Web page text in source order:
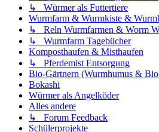
↳ Würmer als Futtertiere
Wurmfarm & Wurmkiste &
↳ Reln Wurmfarmen & Worm
↳ Wurmfarm Tagebücher
Komposthaufen & Misthaufen
↳ Pferdemist Entsorgung
Bio-Gärtnern (Wurmhumus &
Bokashi
Würmer als Angelköder
Alles andere
↳ Forum Feedback
Schülerprojekte